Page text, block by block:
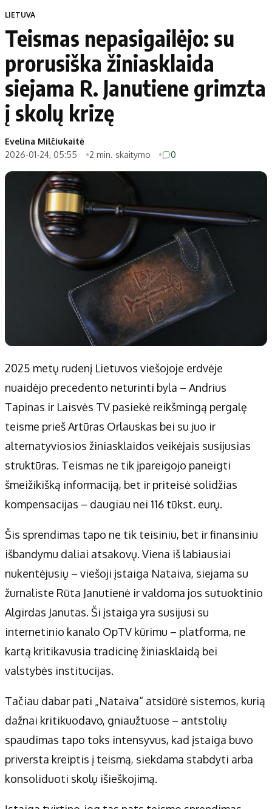
LIETUVA
Teismas nepasigailėjo: su
prorusiška žiniasklaida
siejama R. Janutiene grimzta
į skolų krizę
Evelina Milčiukaitė
2026-01-24, 05:55
2 min. skaitymo 0
2025 metų rudenį Lietuvos viešojoje erdvėje
nuaidėjo precedento neturinti byla – Andrius
Tapinas ir Laisvės TV pasiekė reikšmingą pergalę
teisme prieš Artūras Orlauskas bei su juo ir
alternatyviosios žiniasklaidos veikėjais susijusias
struktūras. Teismas ne tik įpareigojo paneigti
šmeižikišką informaciją, bet ir priteisė solidžias
kompensacijas – daugiau nei 116 tūkst. eurų.
Šis sprendimas tapo ne tik teisiniu, bet ir finansiniu
išbandymu daliai atsakovų. Viena iš labiausiai
nukentėjusių – viešoji įstaiga Nataiva, siejama su
žurnaliste Rūta Janutienė ir valdoma jos sutuoktinio
Algirdas Janutas. Ši įstaiga yra susijusi su
internetinio kanalo OpTV kūrimu – platforma, ne
kartą kritikavusia tradicinę žiniasklaidą bei
valstybės institucijas.
Tačiau dabar pati „Nataiva“ atsidūrė sistemos, kurią
dažnai kritikuodavo, gniaužtuose – antstolių
spaudimas tapo toks intensyvus, kad įstaiga buvo
priversta kreiptis į teismą, siekdama stabdyti arba
konsoliduoti skolų išieškojimą.